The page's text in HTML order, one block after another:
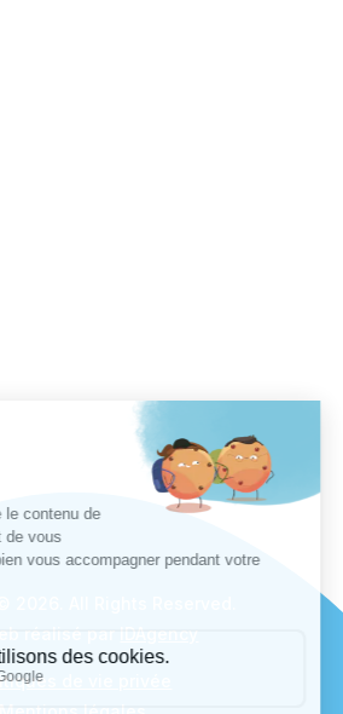
2026. All Rights Reserved.
réalisé par
IDAgency
de vie privée